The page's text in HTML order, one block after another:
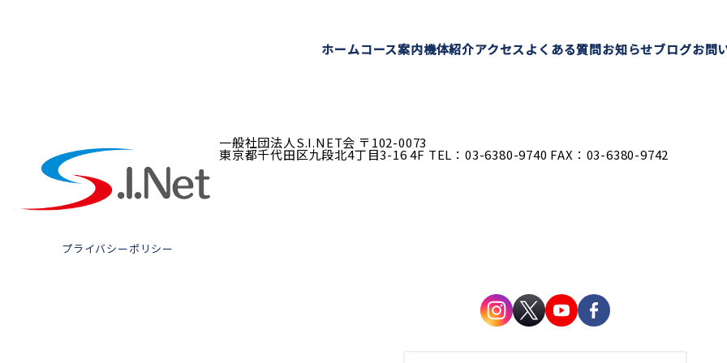
ホームコース案内機体紹介アクセスよくある質問お知らせブログお問
プライバシーポリシー
一般社団法人S.I.NET会 〒102-0073
東京都千代田区九段北4丁目3-16 4F TEL：03-6380-9740 FAX：03-6380-9742